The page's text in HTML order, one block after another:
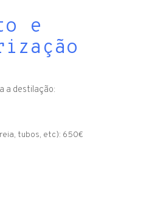
e
a destilação:
tubos, etc): 650€